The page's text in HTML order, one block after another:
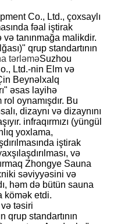
Co., Ltd., çoxsaylı
fəal iştirak
tanınmağa malikdir.
qrup standartının
tərləməSuzhou
Ltd.-nin Elm və
Beynəlxalq
əsas layihə
oynamışdır. Bu
dizaynı və dizaynını
infraqırmızı (yüngül
yoxlama,
iştirak
və
Zhongye Sauna
səviyyəsini və
həm də bütün sauna
kömək etdi.
təsiri
qrup standartının